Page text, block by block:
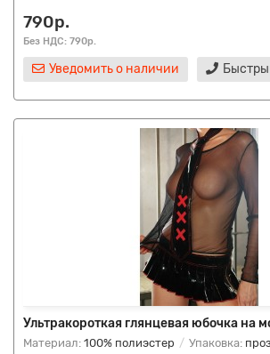
790р.
Без НДС: 790р.
Уведомить о наличии
Ультракороткая глянцевая юбочка на
Материал: 100% полиэстер Упаковка: